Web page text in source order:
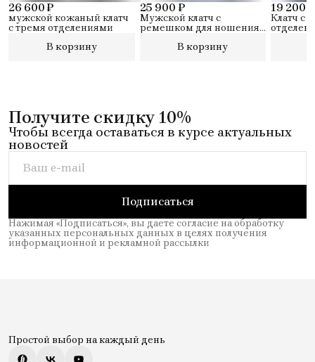
26 600 ₽
мужской кожаный клатч
с тремя отделениями
В корзину
25 900 ₽
Мужской клатч с
ремешком для ношения
В корзину
19 200 ₽
Клатч с
Получите скидку 10%
Чтобы всегда оставаться в курсе актуальных
новостей
Подписаться
Нажимая «Подписаться», вы даете согласие на обработку
указанных персональных данных в целях получения
информационной и рекламной рассылки
Простой выбор на каждый день